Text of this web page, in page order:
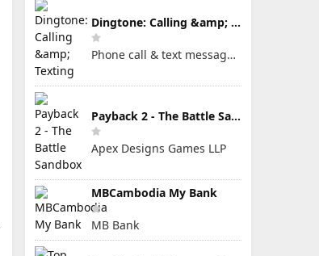
Dingtone: Calling &amp; Texting
Phone call & text message app
Payback 2 - The Battle Sandbox
Apex Designs Games LLP
MBCambodia My Bank
MB Bank